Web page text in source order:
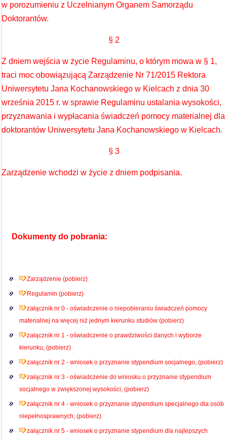
w porozumieniu z Uczelnianym Organem Samorządu
Doktorantów.
§ 2
Z dniem wejścia w życie Regulaminu, o którym mowa w § 1,
traci moc obowiązującą Zarządzenie Nr 71/2015 Rektora
Uniwersytetu Jana Kochanowskiego w Kielcach z dnia 30
września 2015 r. w sprawie Regulaminu ustalania wysokości,
przyznawania i wypłacania świadczeń pomocy materialnej dla
doktorantów Uniwersytetu Jana Kochanowskiego w Kielcach.
§ 3
Zarządzenie wchodzi w życie z dniem podpisania.
Dokumenty do pobrania:
Zarządzenie (pobierz)
Regulamin (pobierz)
załącznik nr 0 - oświadczenie o niepobieraniu świadczeń pomocy
materialnej na więcej niż jednym kierunku studiów (pobierz)
załącznik nr 1 - oświadczenie o prawdziwości danych i wyborze
kierunku, (pobierz)
załącznik nr 2 - wniosek o przyznanie stypendium socjalnego, (pobierz)
załącznik nr 3 - oświadczenie do wniosku o przyznanie stypendium
socjalnego w zwiększonej wysokości, (pobierz)
załącznik nr 4 - wniosek o przyznanie stypendium specjalnego dla osób
niepełnosprawnych, (pobierz)
załącznik nr 5 - wniosek o przyznanie stypendium dla najlepszych